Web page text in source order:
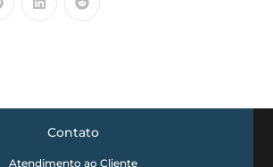
Contato
Atendimento ao Cliente